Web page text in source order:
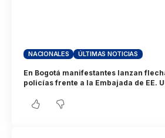
NACIONALES ÚLTIMAS NOTICIAS
En Bogotá manifestantes lanzan
policías frente a la Embajada de EE.